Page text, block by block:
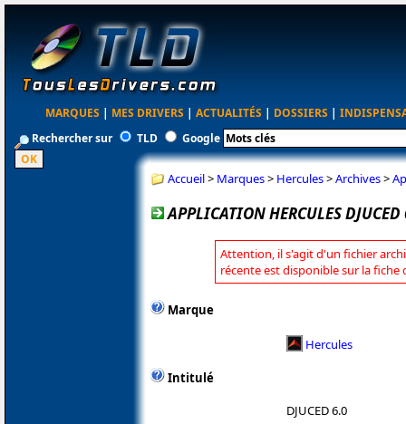
MARQUES | MES DRIVERS | ACTUALITÉS | DOSSIERS |
Rechercher sur
TLD Google
Accueil> Marques> Hercules>Archives>
APPLICATION HERCULES
Attention, il s'agit d'un fichier
récente est disponible sur la fiche
Marque
Hercules
Intitulé
DJUCED 6.0